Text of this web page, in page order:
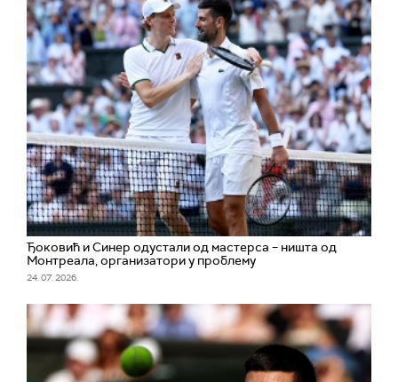
Ђоковић и Синер одустали од мастерса – ништа од
Монтреала, организатори у проблему
24. 07. 2026.